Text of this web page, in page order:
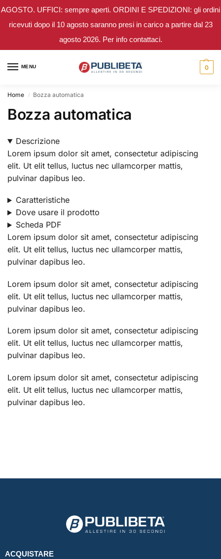
AGOSTO. UFFICI: sempre aperti. ORDINI E SPEDIZIONI: gli ordini
ricevuti dopo il 10 agosto saranno presi in carico a partire dal 23
agosto 2026. Per info contattaci.
MENU 0
Home / Bozza automatica
Bozza automatica
Descrizione
Lorem ipsum dolor sit amet, consectetur adipiscing
elit. Ut elit tellus, luctus nec ullamcorper mattis,
pulvinar dapibus leo.
Caratteristiche
Dove usare il prodotto
Scheda PDF
Lorem ipsum dolor sit amet, consectetur adipiscing
elit. Ut elit tellus, luctus nec ullamcorper mattis,
pulvinar dapibus leo.
Lorem ipsum dolor sit amet, consectetur adipiscing
elit. Ut elit tellus, luctus nec ullamcorper mattis,
pulvinar dapibus leo.
Lorem ipsum dolor sit amet, consectetur adipiscing
elit. Ut elit tellus, luctus nec ullamcorper mattis,
pulvinar dapibus leo.
Lorem ipsum dolor sit amet, consectetur adipiscing
elit. Ut elit tellus, luctus nec ullamcorper mattis,
pulvinar dapibus leo.
ACQUISTARE